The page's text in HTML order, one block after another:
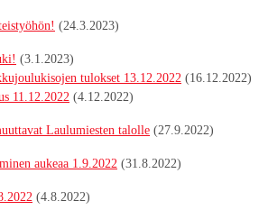
(24.3.2023)
(3.1.2023)
tulokset 13.12.2022 (16.12.2022)
11.12.2022 (4.12.2022)
Laulumiesten talolle (27.9.2022)
aukeaa 1.9.2022 (31.8.2022)
(4.8.2022)